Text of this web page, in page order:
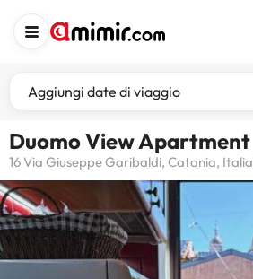
Aggiungi date di viaggio
Duomo View Apartment
16 Via Giuseppe Garibaldi, Catania, Italia